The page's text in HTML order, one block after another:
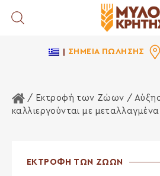
Toggle Search
ΣΗΜΕΙΑ ΠΩΛΗΣΗΣ
Αρχική Σελίδα
/ Εκτροφή των Ζώων /
καλλιεργούνται με μεταλλαγμένα
ΕΚΤΡΟΦΗ ΤΩΝ ΖΩΩΝ